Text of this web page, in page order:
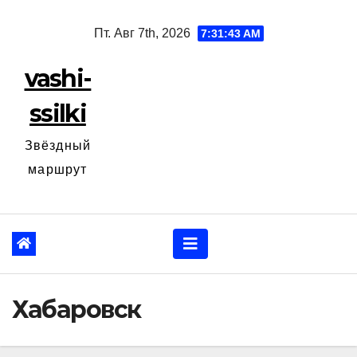
Пт. Авг 7th, 2026 7:31:44 AM
vashi-
ssilki
Звёздный
маршрут
Хабаровск